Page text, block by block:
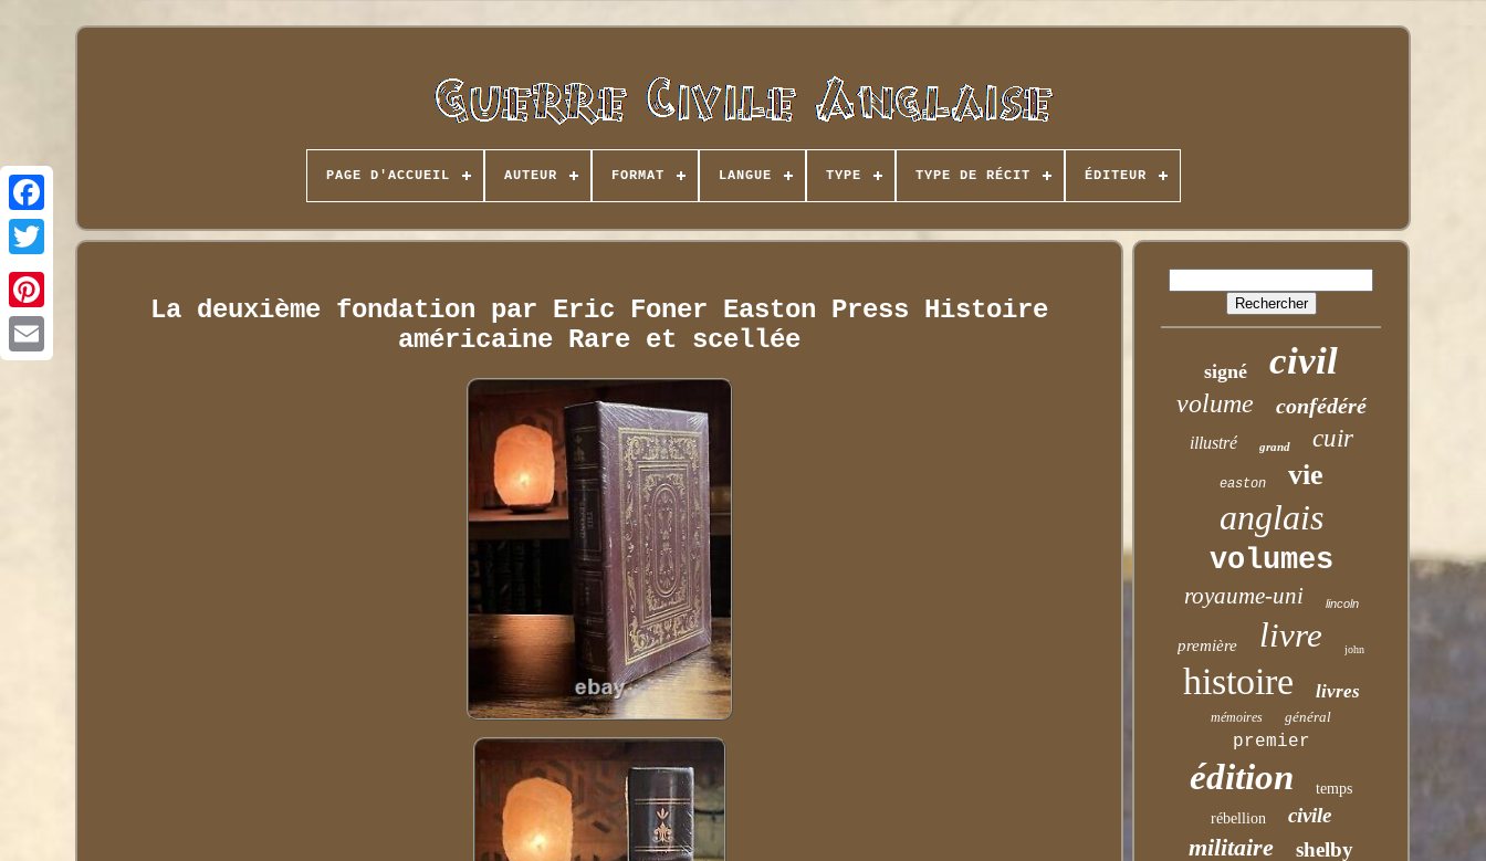
PAGE D'ACCUEIL AUTEUR FORMAT LANGUE TYPE TYPE DE RÉCIT ÉDITEUR
La deuxième fondation par Eric Foner Easton Press Histoire
américaine Rare et scellée
signé civil
volume confédéré
illustré grand cuir
easton vie
anglais
volumes
royaume-uni lincoln
première livre john
histoire livres
mémoires général
premier
édition
temps
rébellion
civile
militaire shelby